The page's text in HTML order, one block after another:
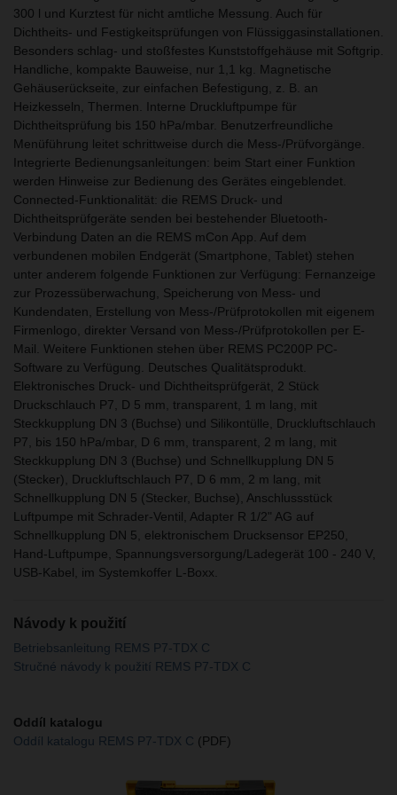
300 l und Kurztest für nicht amtliche Messung. Auch für
Dichtheits- und Festigkeitsprüfungen von Flüssiggasinstallationen.
Besonders schlag- und stoßfestes Kunststoffgehäuse mit Softgrip.
Handliche, kompakte Bauweise, nur 1,1 kg. Magnetische
Gehäuserückseite, zur einfachen Befestigung, z. B. an
Heizkesseln, Thermen. Interne Druckluftpumpe für
Dichtheitsprüfung bis 150 hPa/mbar. Benutzerfreundliche
Menüführung leitet schrittweise durch die Mess-/Prüfvorgänge.
Integrierte Bedienungsanleitungen: beim Start einer Funktion
werden Hinweise zur Bedienung des Gerätes eingeblendet.
Connected-Funktionalität: die REMS Druck- und
Dichtheitsprüfgeräte senden bei bestehender Bluetooth-
Verbindung Daten an die REMS mCon App. Auf dem
verbundenen mobilen Endgerät (Smartphone, Tablet) stehen
unter anderem folgende Funktionen zur Verfügung: Fernanzeige
zur Prozessüberwachung, Speicherung von Mess- und
Kundendaten, Erstellung von Mess-/Prüfprotokollen mit eigenem
Firmenlogo, direkter Versand von Mess-/Prüfprotokollen per E-
Mail. Weitere Funktionen stehen über REMS PC200P PC-
Software zu Verfügung. Deutsches Qualitätsprodukt.
Elektronisches Druck- und Dichtheitsprüfgerät, 2 Stück
Druckschlauch P7, D 5 mm, transparent, 1 m lang, mit
Steckkupplung DN 3 (Buchse) und Silikontülle, Druckluftschlauch
P7, bis 150 hPa/mbar, D 6 mm, transparent, 2 m lang, mit
Steckkupplung DN 3 (Buchse) und Schnellkupplung DN 5
(Stecker), Druckluftschlauch P7, D 6 mm, 2 m lang, mit
Schnellkupplung DN 5 (Stecker, Buchse), Anschlussstück
Luftpumpe mit Schrader-Ventil, Adapter R 1/2" AG auf
Schnellkupplung DN 5, elektronischem Drucksensor EP250,
Hand-Luftpumpe, Spannungsversorgung/Ladegerät 100 - 240 V,
USB-Kabel, im Systemkoffer L-Boxx.
Návody k použití
Betriebsanleitung REMS P7-TDX C
Stručné návody k použití REMS P7-TDX C
Oddíl katalogu
Oddíl katalogu REMS P7-TDX C (PDF)